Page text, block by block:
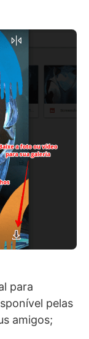
para
pelas
amigos;